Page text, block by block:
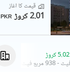
قیمت کا آغاز
PKR 2.01 کروڑ
5.02 کروڑ
-938 مربع فیٹ